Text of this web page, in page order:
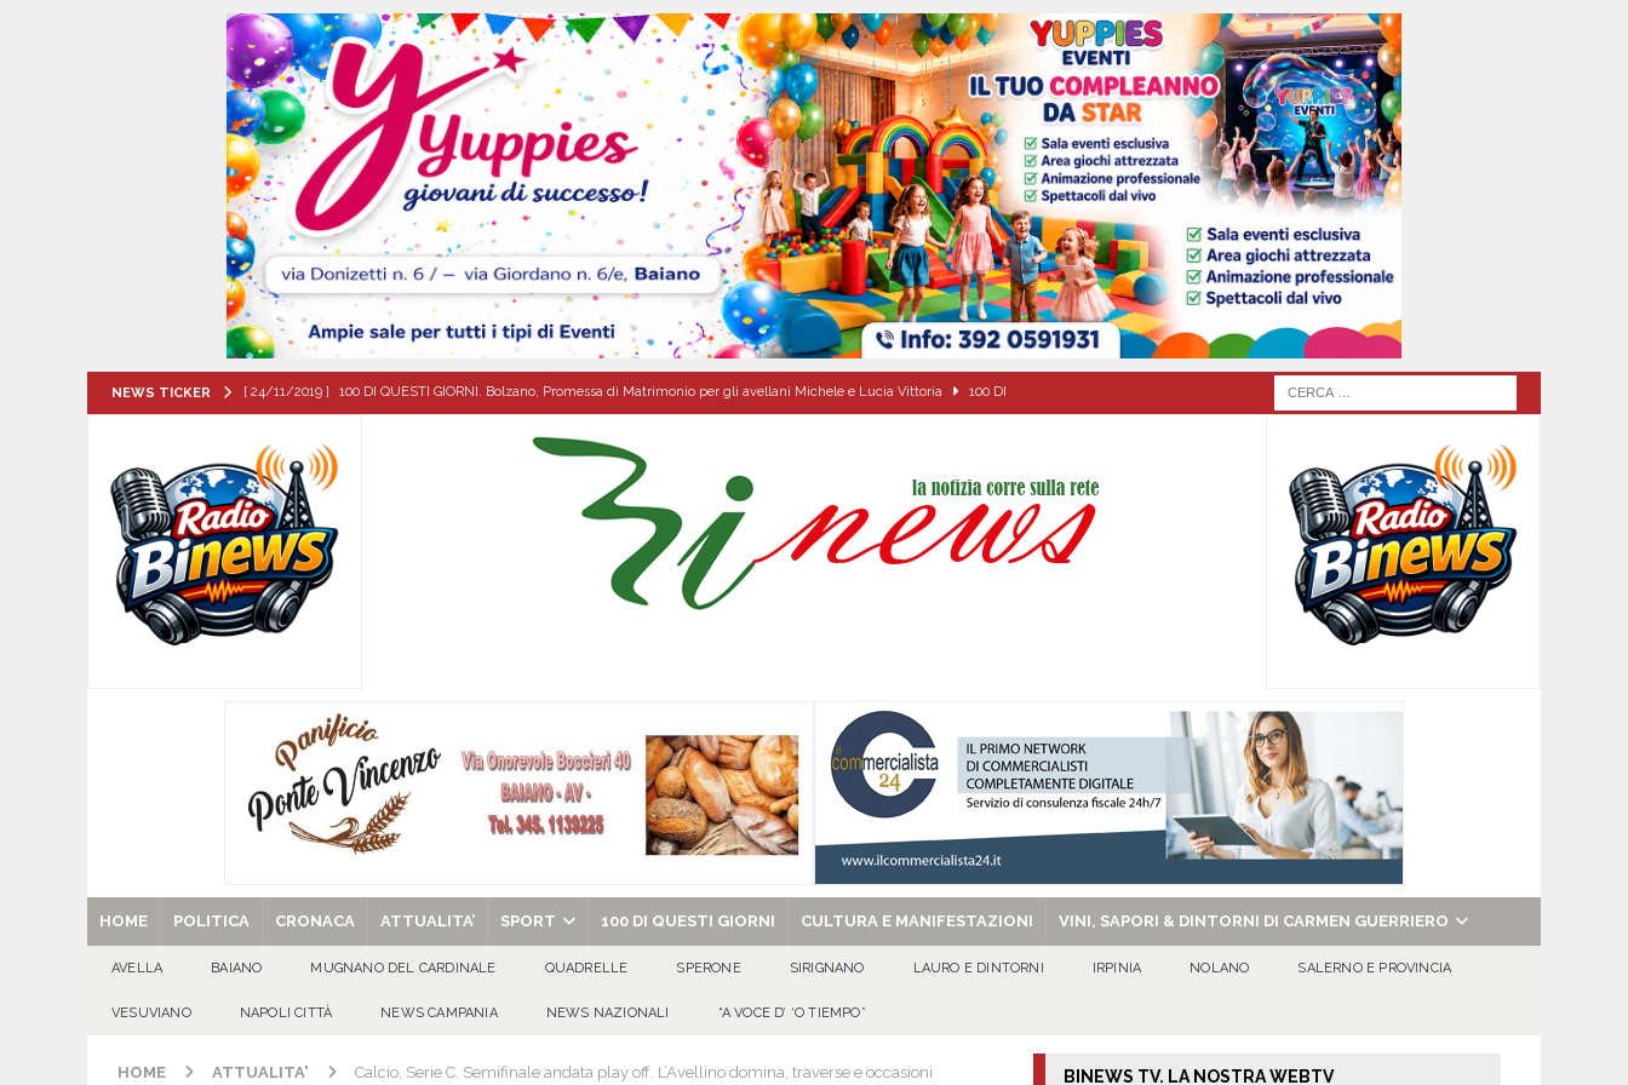
NEWS TICKER [ 24/11/2019 ] 100 DI QUESTI GIORNI. Bolzano, Promessa di Matrimonio per gli avellani Michele e Lucia Vittoria 100 DI
[ 08/08/2026 ] Il futuro dei giovani del Sud, la sfida parte anche dall’Irpinia: nuovo incarico per Gerardo Gonnella
ATTUALITA'
[ 07/08/2026 ] Visciano celebra Padre Arturo D’Onofrio: due giorni di fede nel ricordo del fondatore CULTURA E
MANIFESTAZIONI
[ 07/08/2026 ]
[ 07/08/2026 ] Emergenza cinghiali: nasce il Tavolo tecnico permanente della Regione Campania EVIDENZA
[ 07/08/2026 ] 8 agosto, anniversario della tragedia di Marcinelle. Pmi International: “La sicurezza sul lavoro deve diventare
una cultura collettiva. Nessuna crescita economica può prescindere dalla tutela della vita umana” CULTURA E
MANIFESTAZIONI
SANT’Oggi. Venerdì 29 agosto la chiesa celebra il Martirio di san Giovanni Battista e santa Sabina EVIDENZA
HOME POLITICA CRONACA ATTUALITA’ SPORT 100 DI QUESTI GIORNI CULTURA E MANIFESTAZIONI VINI, SAPORI & DINTORNI DI CARMEN GUERRIERO
AVELLA BAIANO MUGNANO DEL CARDINALE QUADRELLE SPERONE SIRIGNANO LAURO E DINTORNI IRPINIA NOLANO SALERNO E PROVINCIA
VESUVIANO NAPOLI CITTÀ NEWS CAMPANIA NEWS NAZIONALI “A VOCE D’ ‘O TIEMPO”
HOME ATTUALITA' Calcio, Serie C. Semifinale andata play off. L’Avellino domina, traverse e occasioni BINEWS TV. LA NOSTRA WEBTV